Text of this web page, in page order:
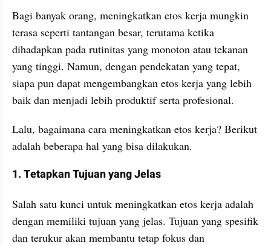
Bagi banyak orang, meningkatkan etos kerja mungkin
terasa seperti tantangan besar, terutama ketika
dihadapkan pada rutinitas yang monoton atau tekanan
yang tinggi. Namun, dengan pendekatan yang tepat,
siapa pun dapat mengembangkan etos kerja yang lebih
baik dan menjadi lebih produktif serta profesional.
Lalu, bagaimana cara meningkatkan etos kerja? Berikut
adalah beberapa hal yang bisa dilakukan.
1. Tetapkan Tujuan yang Jelas
Salah satu kunci untuk meningkatkan etos kerja adalah
dengan memiliki tujuan yang jelas. Tujuan yang spesifik
dan terukur akan membantu tetap fokus dan